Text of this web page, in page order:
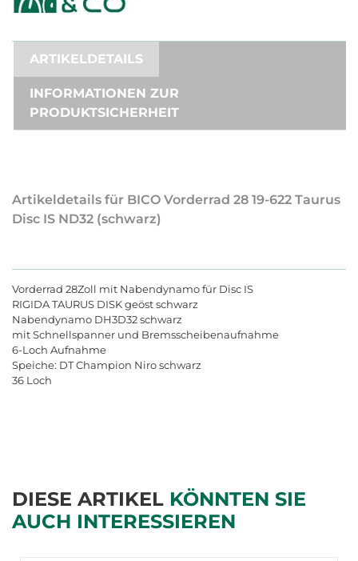
ARTIKELDETAILS
INFORMATIONEN ZUR
PRODUKTSICHERHEIT
Artikeldetails für BICO Vorderrad 28 19-622 Taurus
Disc IS ND32 (schwarz)
Vorderrad 28Zoll mit Nabendynamo für Disc IS
RIGIDA TAURUS DISK geöst schwarz
Nabendynamo DH3D32 schwarz
mit Schnellspanner und Bremsscheibenaufnahme
6-Loch Aufnahme
Speiche: DT Champion Niro schwarz
36 Loch
DIESE ARTIKEL KÖNNTEN SIE
AUCH INTERESSIEREN